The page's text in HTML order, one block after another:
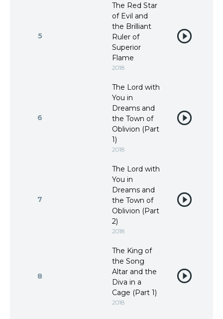
5
The Red Star
of Evil and
the Brilliant
Ruler of
Superior
Flame
2018
6
The Lord with
You in
Dreams and
the Town of
Oblivion (Part
1)
2018
7
The Lord with
You in
Dreams and
the Town of
Oblivion (Part
2)
2018
8
The King of
the Song
Altar and the
Diva in a
Cage (Part 1)
2018